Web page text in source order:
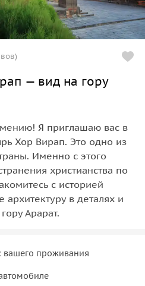
— вид на гору
Я приглашаю вас в
Хор Вирап. Это одно из
Именно с этого
христианства по
с историей
архитектуру в деталях и
Арарат.
вашего проживания